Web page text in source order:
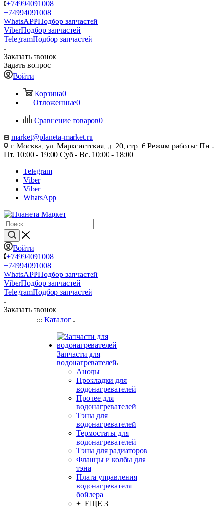
+74994091008
+74994091008
WhatsAPPПодбор запчастей
ViberПодбор запчастей
TelegramПодбор запчастей
Заказать звонок
Задать вопрос
Войти
Корзина0
Отложенные0
Сравнение товаров0
market@planeta-market.ru
г. Москва, ул. Марксистская, д. 20, стр. 6 Режим работы: Пн -
Пт. 10:00 - 19:00 Суб - Вс. 10:00 - 18:00
Telegram
Viber
Viber
WhatsApp
Войти
+74994091008
+74994091008
WhatsAPPПодбор запчастей
ViberПодбор запчастей
TelegramПодбор запчастей
Заказать звонок
Каталог
Запчасти для
водонагревателей
Аноды
Прокладки для
водонагревателей
Прочее для
водонагревателей
Тэны для
водонагревателей
Термостаты для
водонагревателей
Тэны для радиаторов
Фланцы и колбы для
тэна
Плата управления
водонагревателя-
бойлера
+ ЕЩЕ 3